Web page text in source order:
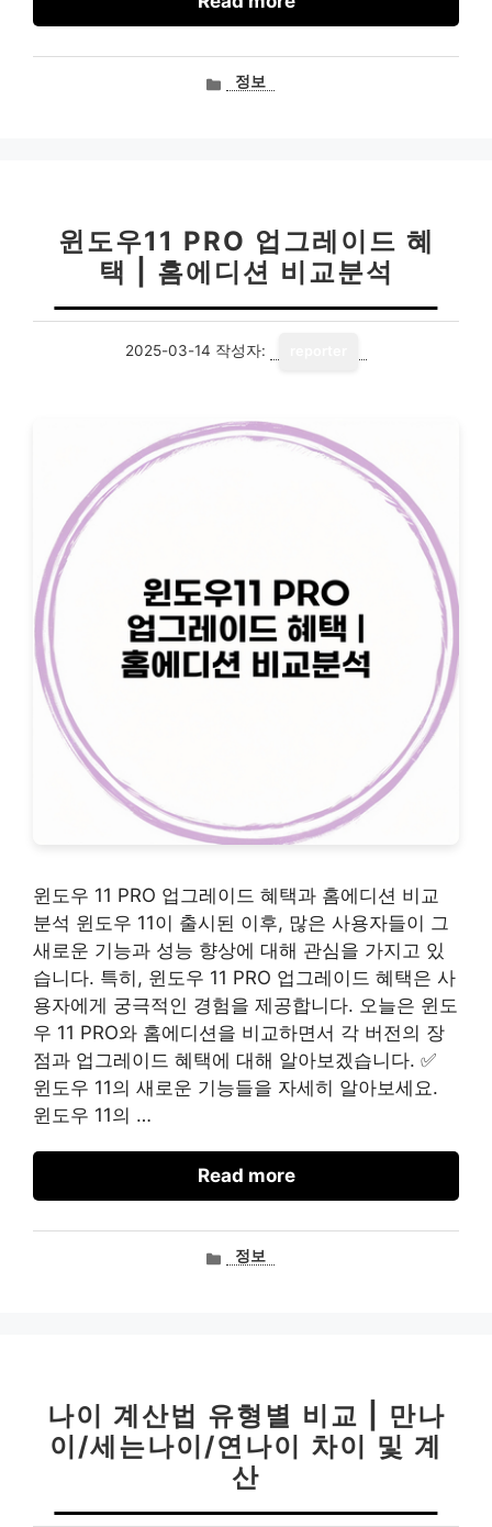
카정보
윈도우11 PRO 업그레이드 혜
택 | 홈에디션 비교분석
2025-03-14 작성자:
윈도우 11 PRO 업그레이드 혜택과 홈에디션 비교
분석 윈도우 11이 출시된 이후, 많은 사용자들이 그
새로운 기능과 성능 향상에 대해 관심을 가지고 있
습니다. 특히, 윈도우 11 PRO 업그레이드 혜택은 사
용자에게 궁극적인 경험을 제공합니다. 오늘은 윈도
우 11 PRO와 홈에디션을 비교하면서 각 버전의 장
점과 업그레이드 혜택에 대해 알아보겠습니다. ✅
윈도우 11의 새로운 기능들을 자세히 알아보세요.
윈도우 11의 …
Read more
카정보
나이 계산법 유형별 비교 | 만나
이/세는나이/연나이 차이 및 계
산